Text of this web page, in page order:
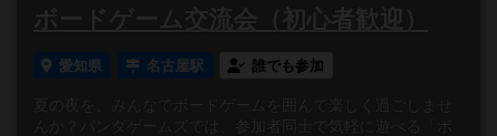
ボードゲーム交流会（初心者歓迎）
愛知県 名古屋駅 誰でも参加
夏の夜を、みんなでボードゲームを囲んで楽しく過ごしませ
んか？パンダゲームズでは、参加者同士で気軽に遊べる「ボ